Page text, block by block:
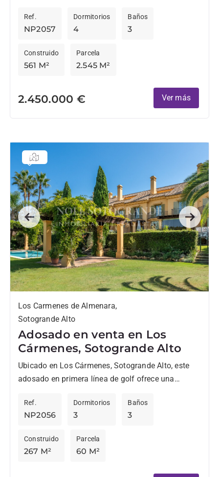
exigentes buscan en Sotogrande:...
NP2057
Ref.
4
Dormitorios
3
Baños
561 M²
Construido
2.545 M²
Parcela
2.450.000 € Ver más
Previous Next
Los Carmenes de Almenara,
Sotogrande Alto
Adosado en venta en Los
Cármenes, Sotogrande Alto
Ubicado en Los Cármenes, Sotogrande Alto, este
adosado en primera línea de golf ofrece una
comunidad cerrada y...
NP2056
Ref.
3
Dormitorios
3
Baños
267 M²
Construido
60 M²
Parcela